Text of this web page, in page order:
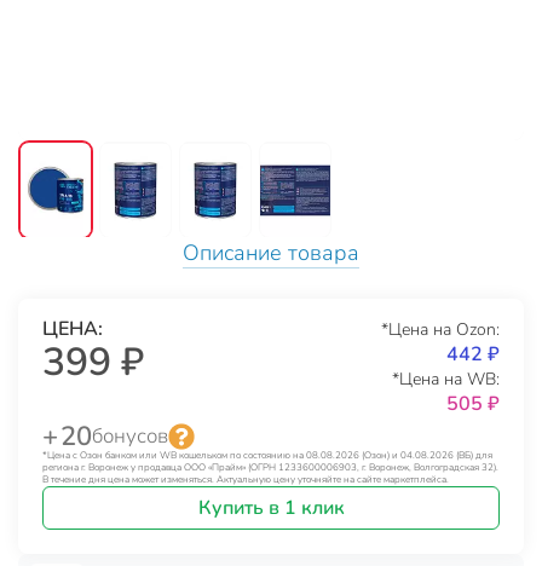
Описание товара
ЦЕНА:
399 ₽
*Цена на Ozon:
442 ₽
*Цена на WB:
505 ₽
+ 20бонусов
*Цена с Озон банком или WB кошельком по состоянию на 08.08.2026 (Озон) и 04.08.2026 (ВБ) для
региона г. Воронеж у продавца ООО «Прайм» (ОГРН 1233600006903, г. Воронеж, Волгоградская 32).
В течение дня цена может изменяться. Актуальную цену уточняйте на сайте маркетплейса.
Купить в 1 клик